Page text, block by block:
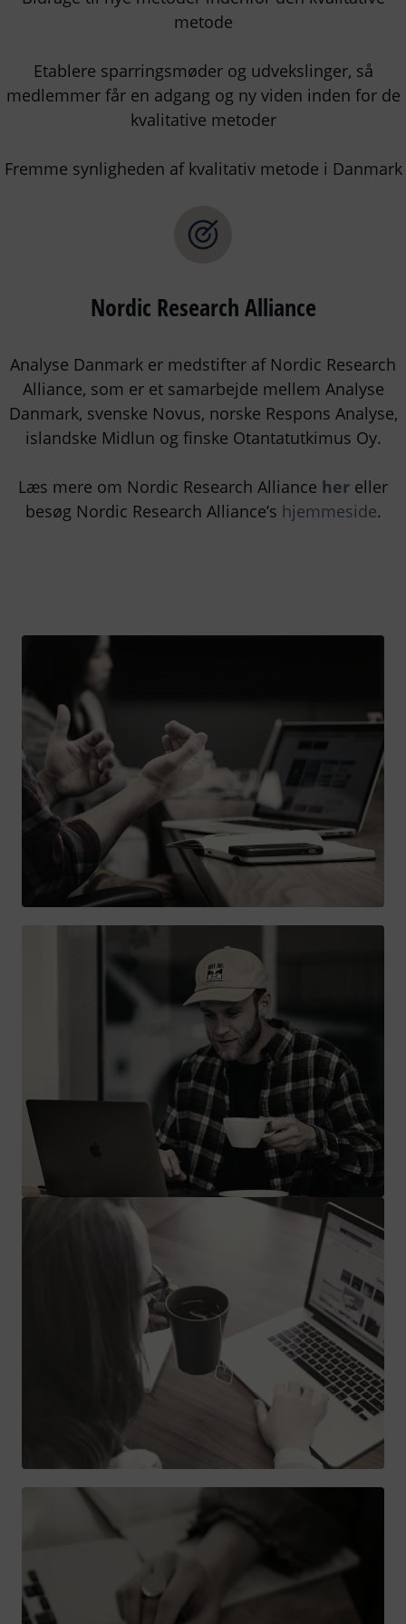
metode
Etablere sparringsmøder og udvekslinger, så
medlemmer får en adgang og ny viden inden for de
kvalitative metoder
Fremme synligheden af kvalitativ metode i Danmark
Nordic Research Alliance
Analyse Danmark er medstifter af Nordic Research
Alliance, som er et samarbejde mellem Analyse
Danmark, svenske Novus, norske Respons Analyse,
islandske Midlun og finske Otantatutkimus Oy.
Læs mere om Nordic Research Alliance her eller
besøg Nordic Research Alliance’s hjemmeside.